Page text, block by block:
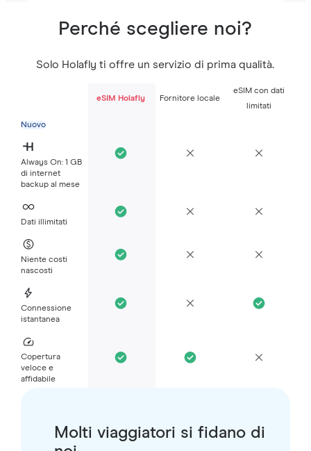
Perché scegliere noi?
Solo Holafly ti offre un servizio di prima qualità.
eSIM Holafly Fornitore locale
eSIM con dati
limitati
Nuovo
Always On: 1 GB
di internet
backup al mese
Dati illimitati
Niente costi
nascosti
Connessione
istantanea
Copertura
veloce e
affidabile
Molti viaggiatori si fidano di